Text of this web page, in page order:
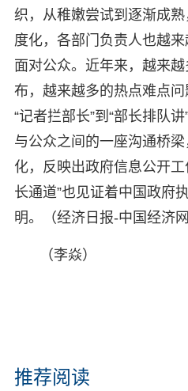
织，从稚嫩尝试到逐渐成
度化，各部门负责人也越来
面对公众。近年来，越来
布，越来越多的热点难点
“记者拦部长”到“部长排队
与公众之间的一座沟通桥梁
化，反映出政府信息公开
长通道”也见证着中国政府
明。（经济日报-中国经济
（李焱）
推荐阅读